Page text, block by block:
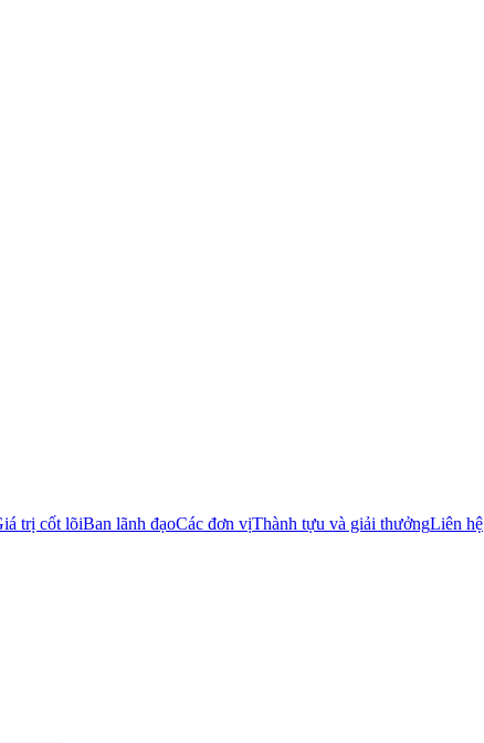
trị cốt lõiBan lãnh đạoCác đơn vịThành tựu và giải thưởngLiên hệ